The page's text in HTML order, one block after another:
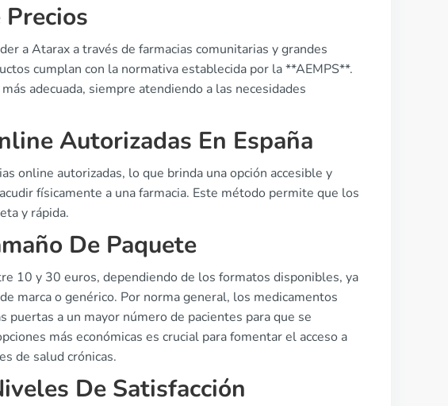
a Atarax a través de farmacias comunitarias y grandes
cumplan con la normativa establecida por la **AEMPS**.
adecuada, siempre atendiendo a las necesidades
Autorizadas En España
online autorizadas, lo que brinda una opción accesible y
físicamente a una farmacia. Este método permite que los
y rápida.
De Paquete
10 y 30 euros, dependiendo de los formatos disponibles, ya
marca o genérico. Por norma general, los medicamentos
a un mayor número de pacientes para que se
más económicas es crucial para fomentar el acceso a
de salud crónicas.
De Satisfacción